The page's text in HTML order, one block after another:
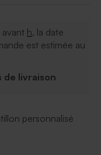
h, la date
est estimée au
de livraison
personnalisé